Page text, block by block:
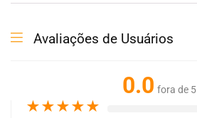
Avaliações de Usuários
0.0 fora de 5
★★★★★